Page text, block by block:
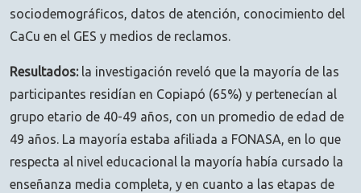
sociodemográficos, datos de atención, conocimiento del
CaCu en el GES y medios de reclamos.
Resultados: la investigación reveló que la mayoría de las
participantes residían en Copiapó (65%) y pertenecían al
grupo etario de 40-49 años, con un promedio de edad de
49 años. La mayoría estaba afiliada a FONASA, en lo que
respecta al nivel educacional la mayoría había cursado la
enseñanza media completa, y en cuanto a las etapas de